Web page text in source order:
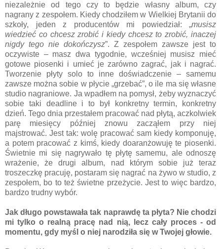
niezależnie od tego czy to będzie własny album, czy
nagrany z zespołem. Kiedy chodziłem w Wielkiej Brytanii do
szkoły, jeden z producentów mi powiedział: „musisz
wiedzieć co chcesz zrobić i kiedy chcesz to zrobić, inaczej
nigdy tego nie dokończysz”. Z zespołem zawsze jest to
oczywiste – masz dwa tygodnie, wcześniej musisz mieć
gotowe piosenki i umieć je zarówno zagrać, jak i nagrać.
Tworzenie płyty solo to inne doświadczenie – samemu
zawsze można sobie w płycie „grzebać”, o ile ma się własne
studio nagraniowe. Ja wpadłem na pomysł, żeby wyznaczyć
sobie taki deadline i to był konkretny termin, konkretny
dzień. Tego dnia przestałem pracować nad płytą, aczkolwiek
parę miesięcy później znowu zacząłem przy niej
majstrować. Jest tak: wolę pracować sam kiedy komponuję,
a potem pracować z kimś, kiedy doaranżowuję te piosenki.
Świetnie mi się nagrywało tę płytę samemu, ale odnoszę
wrażenie, że drugi album, nad którym sobie już teraz
troszeczkę pracuję, postaram się nagrać na żywo w studio, z
zespołem, bo to też świetne przeżycie. Jest to więc bardzo,
bardzo trudny wybór.
Jak długo powstawała tak naprawdę ta płyta? Nie chodzi
mi tylko o realną pracę nad nią, lecz cały proces - od
momentu, gdy myśl o niej narodziła się w Twojej głowie.